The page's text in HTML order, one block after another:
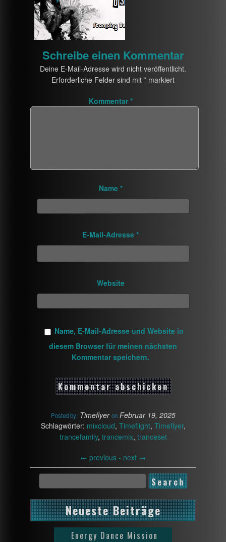
Schreibe einen Kommentar
Deine E-Mail-Adresse wird nicht veröffentlicht.
Erforderliche Felder sind mit * markiert
Kommentar *
Name *
E-Mail-Adresse *
Website
Name, E-Mail-Adresse und Website in
diesem Browser für meinen nächsten
Kommentar speichern.
Posted by: Timeflyer on Februar 19, 2025
Schlagwörter: mixcloud, Timeflight, Timeflyer,
trancefamily, trancemix, tranceset
← previous - next →
Neueste Beiträge
Energy Dance Mission